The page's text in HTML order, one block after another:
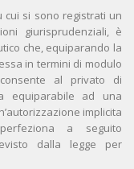
cui si sono registrati un
giurisprudenziali, è
che, equiparando la
in termini di modulo
al privato di
equiparabile ad una
implicita
a seguito
dalla legge per